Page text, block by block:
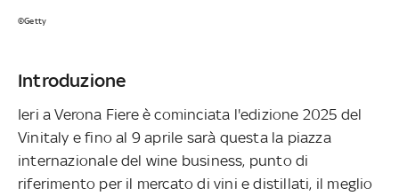
©Getty
Introduzione
Ieri a Verona Fiere è cominciata l'edizione 2025 del
Vinitaly e fino al 9 aprile sarà questa la piazza
internazionale del wine business, punto di
riferimento per il mercato di vini e distillati, il meglio